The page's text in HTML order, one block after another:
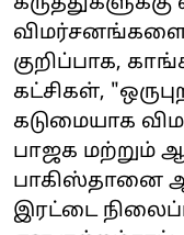
விமர்சனங்களை
குறிப்பாக,
கட்சிகள்,
கடுமையாக
பாஜக மற்றும்
பாகிஸ்தானை
இரட்டை